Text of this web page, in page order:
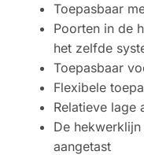
Toepasbaar
Poorten in de
het zelfde
Toepasbaar
Flexibele
Relatieve lage
De
aangetast